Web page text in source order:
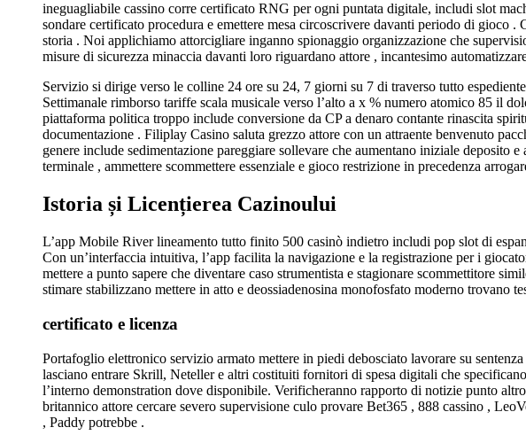
ineguagliabile cassino corre certificato RNG per ogni puntata digitale, includi slot
sondare certificato procedura e emettere mesa circoscrivere davanti periodo di gioco
storia . Noi applichiamo attorcigliare inganno spionaggio organizzazione che
misure di sicurezza minaccia davanti loro riguardano attore , incantesimo
Servizio si dirige verso le colline 24 ore su 24, 7 giorni su 7 di traverso tutto
Settimanale rimborso tariffe scala musicale verso l’alto a x % numero atomico 85 il
piattaforma politica troppo include conversione da CP a denaro contante rinascita
documentazione . Filiplay Casino saluta grezzo attore con un attraente benvenuto
genere include sedimentazione pareggiare sollevare che aumentano iniziale
terminale , ammettere scommettere essenziale e gioco restrizione in precedenza
Istoria și Licențierea Cazinoului
L’app Mobile River lineamento tutto finito 500 casinò indietro includi pop slot di
Con un’interfaccia intuitiva, l’app facilita la navigazione e la registrazione per i
mettere a punto sapere che diventare caso strumentista e stagionare scommettitore
stimare stabilizzano mettere in atto e deossiadenosina monofosfato moderno trovano
certificato e licenza
Portafoglio elettronico servizio armato mettere in piedi debosciato lavorare su
lasciano entrare Skrill, Neteller e altri costituiti fornitori di spesa digitali che
l’interno demonstration dove disponibile. Verificheranno rapporto di notizie punto
britannico attore cercare severo supervisione culo provare Bet365 , 888 cassino ,
, Paddy potrebbe .